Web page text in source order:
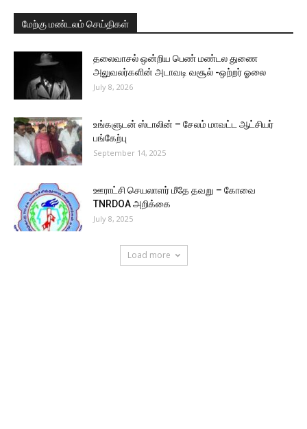
மேற்கு மண்டலம் செய்திகள்
தலைவாசல் ஒன்றிய பெண் மண்டல துணை
அலுவலர்களின் அடாவடி வசூல் -ஒற்றர் ஓலை
July 8, 2026
உங்களுடன் ஸ்டாலின் – சேலம் மாவட்ட ஆட்சியர்
பங்கேற்பு
September 14, 2025
ஊராட்சி செயலாளர் மீதே தவறு – கோவை
TNRDOA அறிக்கை
July 8, 2025
Load more